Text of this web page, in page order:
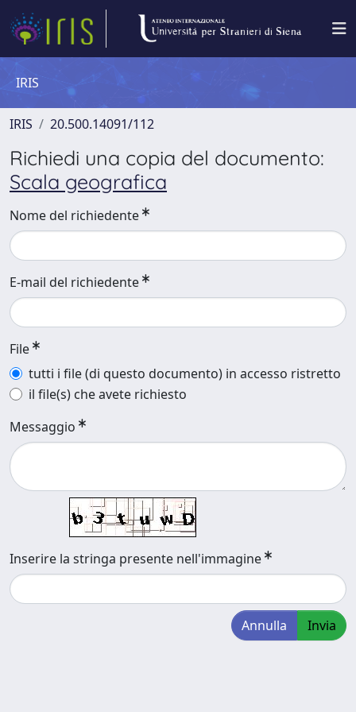
IRIS
IRIS 20.500.14091/112
Richiedi una copia del documento:
Scala geografica
Nome del richiedente
E-mail del richiedente
File
tutti i file (di questo documento) in accesso ristretto
il file(s) che avete richiesto
Messaggio
Inserire la stringa presente nell'immagine
Annulla Invia